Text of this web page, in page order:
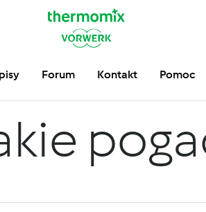
Forum Kontakt Pomoc